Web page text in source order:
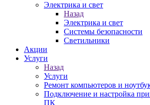
Электрика и свет
Назад
Электрика и свет
Системы безопасности
Светильники
Акции
Услуги
Назад
Услуги
Ремонт компьютеров и
Подключение и настройка
ПК